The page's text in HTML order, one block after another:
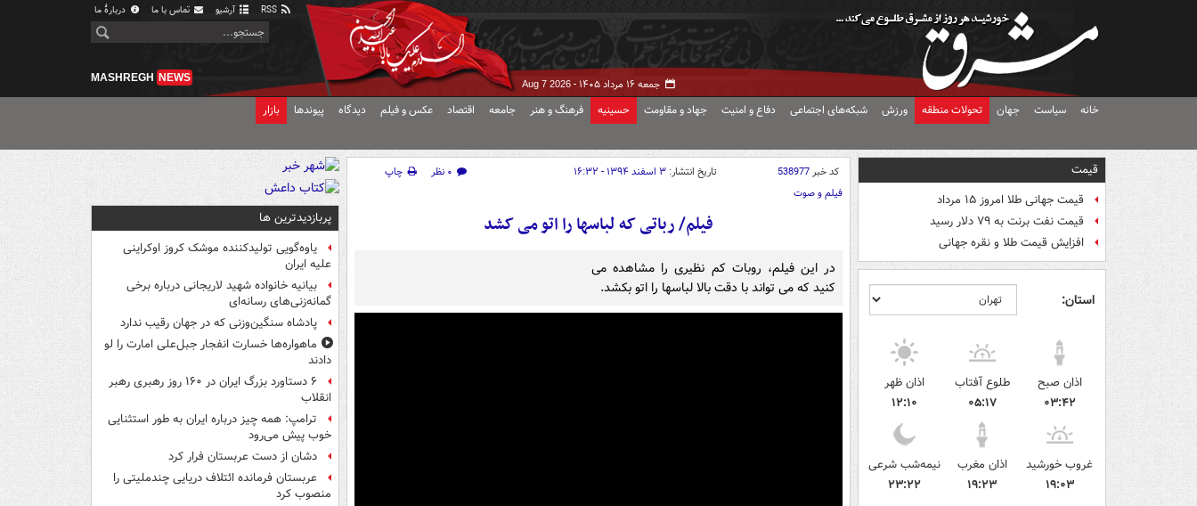
آرشیو تماس با ما دربارهٔ ما
جمعه ۱۶ مرداد ۱۴۰۵ - Aug 7 2026
MASHREGH NEWS
خانه سیاست جهان تحولات منطقه ورزش شبکه‌های اجتماعی دفاع و امنیت جهاد و مقاومت حسینیه فرهنگ و هنر جامعه اقتصاد عکس و فیلم دیدگاه پیوندها بازار
قیمت
قیمت جهانی طلا امروز ۱۵ مرداد
قیمت نفت برنت به ۷۹ دلار رسید
افزایش قیمت طلا و نقره جهانی
استان:
اذان صبح
۰۳:۴۲
طلوع آفتاب
۰۵:۱۷
اذان ظهر
۱۲:۱۰
غروب خورشید
۱۹:۰۳
اذان مغرب
۱۹:۲۳
نیمه‌شب شرعی
۲۳:۲۲
کد خبر538977 تاریخ انتشار: ۳ اسفند ۱۳۹۴ - ۱۶:۳۲ ۰ نظر
چاپ
فیلم و صوت
فیلم/ رباتی که لباسها را اتو می کشد
در این فیلم، روبات کم نظیری را مشاهده می
کنید که می تواند با دقت بالا لباسها را اتو بکشد.
پربازدیدترین ها
یاوه‌گویی تولیدکننده موشک کروز اوکراینی
علیه ایران
بیانیه خانواده شهید لاریجانی درباره برخی
گمانه‌زنی‌های رسانه‌ای
پادشاه سنگین‌وزنی که در جهان رقیب ندارد
ماهواره‌ها خسارت انفجار جبل‌علی امارت را لو
دادند
۶ دستاورد بزرگ ایران در ۱۶۰ روز رهبری رهبر
انقلاب
ترامپ: همه چیز درباره ایران به طور استثنایی
خوب پیش می‌رود
دشان از دست عربستان فرار کرد
عربستان فرمانده ائتلاف دریایی چندملیتی را
منصوب کرد